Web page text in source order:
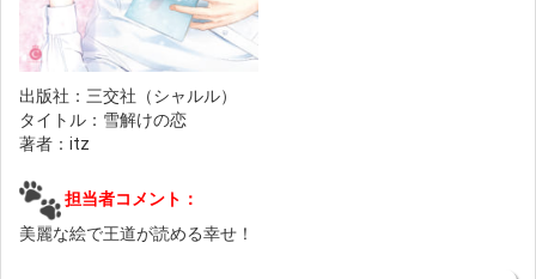
出版社：三交社（シャルル）
タイトル：雪解けの恋
著者：itz
担当者コメント：
美麗な絵で王道が読める幸せ！